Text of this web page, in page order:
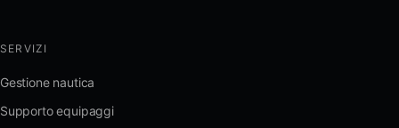
SERVIZI
Gestione nautica
Supporto equipaggi